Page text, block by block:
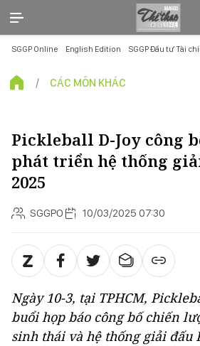
SGGP Online English Edition SGGP Đầu tư Tài
CÁC MÔN KHÁC
Pickleball D-Joy công
phát triển hệ thống
2025
SGGPO 10/03/2025 07:30
Ngày 10-3, tại TPHCM,
buổi họp báo công bố chiến
sinh thái và hệ thống giải đấu